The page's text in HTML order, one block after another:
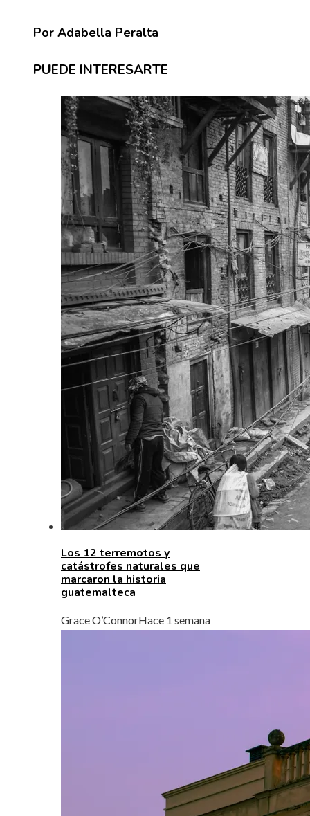
Por Adabella Peralta
PUEDE INTERESARTE
Los 12 terremotos y
catástrofes naturales que
marcaron la historia
guatemalteca
Grace O’ConnorHace 1 semana